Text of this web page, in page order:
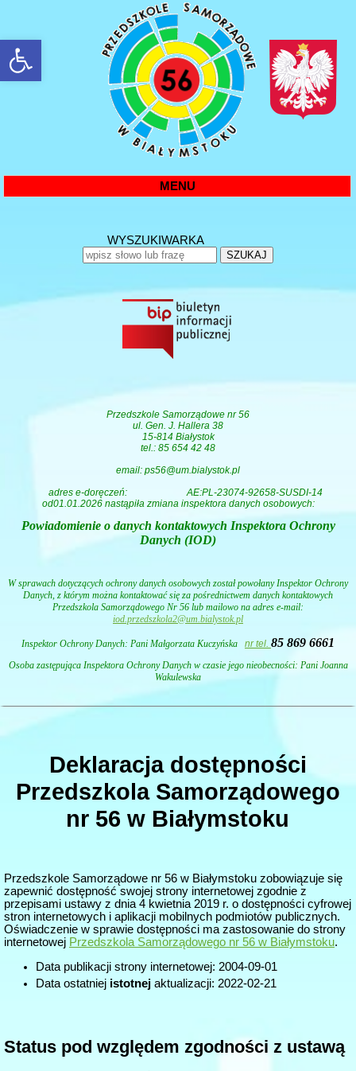
rozwiń/zwiń panel
MENU
WYSZUKIWARKA
SZUKAJ
Przedszkole Samorządowe nr 56
ul. Gen. J. Hallera 38
15-814 Białystok
tel.: 85 654 42 48
email: ps56@um.bialystok.pl
adres e-doręczeń:AE:PL-23074-92658-SUSDI-14
od01.01.2026 nastąpiła zmiana inspektora danych osobowych:
Powiadomienie o danych kontaktowych Inspektora Ochrony
Danych (IOD)
W sprawach dotyczących ochrony danych osobowych został powołany Inspektor Ochrony
Danych, z którym można kontaktować się za pośrednictwem danych kontaktowych
Przedszkola Samorządowego Nr 56 lub mailowo na adres e-mail:
iod.przedszkola2@um.bialystok.pl
Inspektor Ochrony Danych: Pani Małgorzata Kuczyńska nr tel. 85 869 6661
Osoba zastępująca Inspektora Ochrony Danych w czasie jego nieobecności: Pani Joanna
Wakulewska
Deklaracja dostępności
Przedszkola Samorządowego
nr 56 w Białymstoku
Przedszkole Samorządowe nr 56 w Białymstoku zobowiązuje się
zapewnić dostępność swojej strony internetowej zgodnie z
przepisami ustawy z dnia 4 kwietnia 2019 r. o dostępności cyfrowej
stron internetowych i aplikacji mobilnych podmiotów publicznych.
Oświadczenie w sprawie dostępności ma zastosowanie do strony
internetowej Przedszkola Samorządowego nr 56 w Białymstoku.
Data publikacji strony internetowej: 2004-09-01
Data ostatniej istotnej aktualizacji: 2022-02-21
Status pod względem zgodności z ustawą